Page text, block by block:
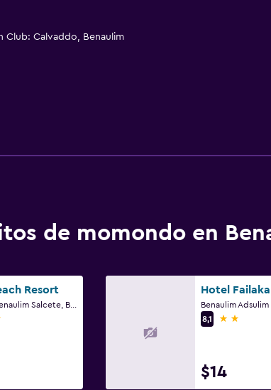
Club: Calvaddo, Benaulim
de momondo en
Resort
Vaswaddo Benaulim Salcete, Benaulim
Hotel Failaka
8,1
2 estrellas
$14